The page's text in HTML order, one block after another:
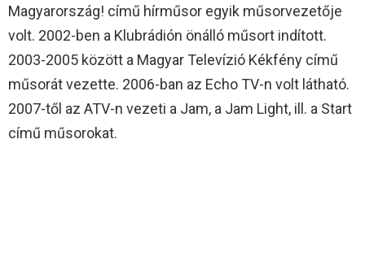
Magyarország! című hírműsor egyik műsorvezetője
volt. 2002-ben a Klubrádión önálló műsort indított.
2003-2005 között a Magyar Televízió Kékfény című
műsorát vezette. 2006-ban az Echo TV-n volt látható.
2007-től az ATV-n vezeti a Jam, a Jam Light, ill. a Start
című műsorokat.